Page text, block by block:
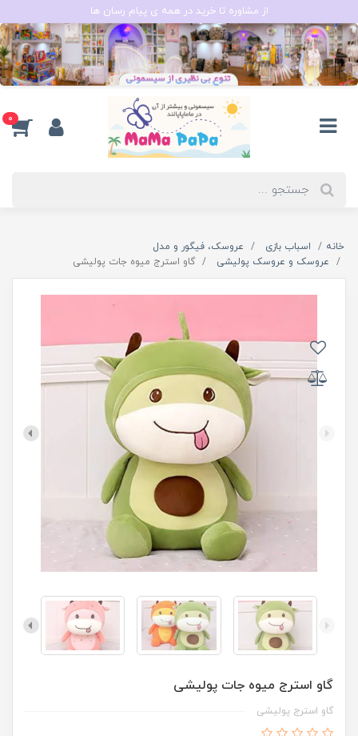
از مشاوره تا خرید در همه ی پیام رسان ها
0
خانه اسباب بازی
عروسک، فیگور و مدل
عروسک و عروسک پولیشی
گاو استرج میوه جات پولیشی
گاو استرج میوه جات پولیشی
گاو استرج پولیشی